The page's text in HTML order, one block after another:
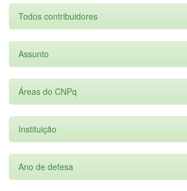
Todos contribuidores
Assunto
Áreas do CNPq
Instituição
Ano de defesa